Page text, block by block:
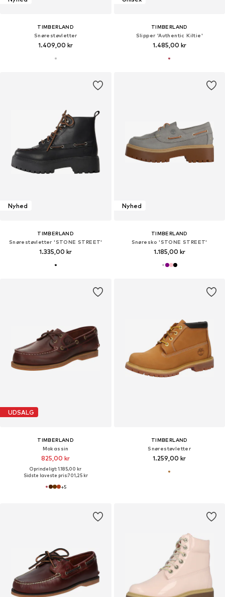
TIMBERLAND
Snørestøvletter
1.409,00 kr
TIMBERLAND
Slipper 'Authentic Kiltie'
1.485,00 kr
Nyhed
TIMBERLAND
Snørestøvletter 'STONE STREET'
1.335,00 kr
Nyhed
TIMBERLAND
Snøresko 'STONE STREET'
1.185,00 kr
UDSALG
TIMBERLAND
Mokassin
825,00 kr
Oprindeligt: 1.185,00 kr
Sidste laveste pris:701,25 kr
+5
TIMBERLAND
Snørestøvletter
1.259,00 kr